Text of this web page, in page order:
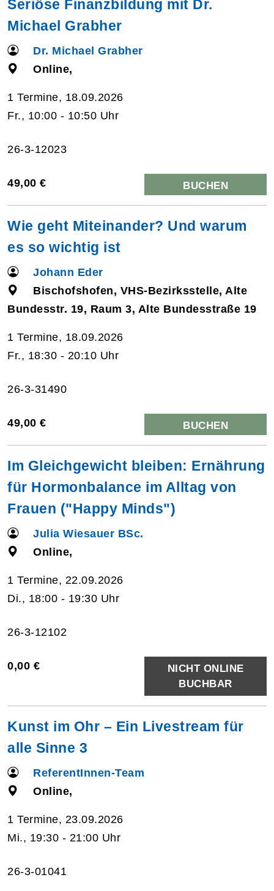
Seriöse Finanzbildung mit Dr.
Michael Grabher
Dr. Michael Grabher
Online,
1 Termine, 18.09.2026
Fr., 10:00 - 10:50 Uhr
26-3-12023
49,00 € BUCHEN
Wie geht Miteinander? Und warum
es so wichtig ist
Johann Eder
Bischofshofen, VHS-Bezirksstelle, Alte
Bundesstr. 19, Raum 3, Alte Bundesstraße 19
1 Termine, 18.09.2026
Fr., 18:30 - 20:10 Uhr
26-3-31490
49,00 € BUCHEN
Im Gleichgewicht bleiben: Ernährung
für Hormonbalance im Alltag von
Frauen ("Happy Minds")
Julia Wiesauer BSc.
Online,
1 Termine, 22.09.2026
Di., 18:00 - 19:30 Uhr
26-3-12102
0,00 €
NICHT ONLINE
BUCHBAR
Kunst im Ohr – Ein Livestream für
alle Sinne 3
ReferentInnen-Team
Online,
1 Termine, 23.09.2026
Mi., 19:30 - 21:00 Uhr
26-3-01041